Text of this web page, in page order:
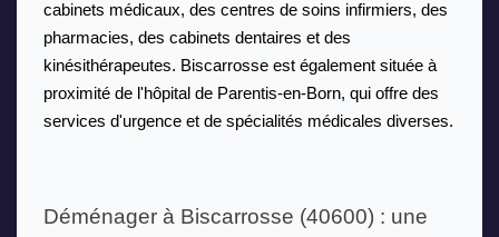
cabinets médicaux, des centres de soins infirmiers, des
pharmacies, des cabinets dentaires et des
kinésithérapeutes. Biscarrosse est également située à
proximité de l'hôpital de Parentis-en-Born, qui offre des
services d'urgence et de spécialités médicales diverses.
Déménager à Biscarrosse (40600) : une